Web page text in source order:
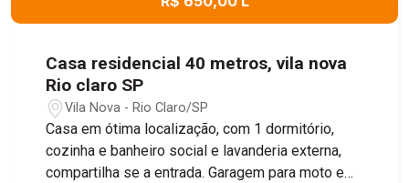
Casa residencial 40 metros, vila nova
Rio claro SP
Vila Nova - Rio Claro/SP
Casa em ótima localização, com 1 dormitório,
cozinha e banheiro social e lavanderia externa,
compartilha se a entrada. Garagem para moto e